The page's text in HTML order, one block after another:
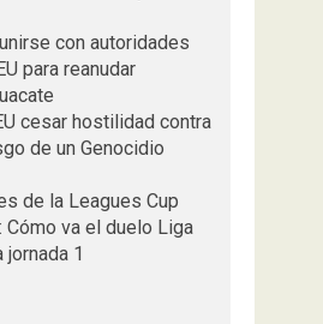
con autoridades
para reanudar
cesar hostilidad contra
de un Genocidio
de la Leagues Cup
Cómo va el duelo Liga
1